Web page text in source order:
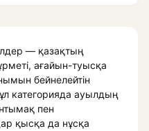
— қазақтың
ағайын-туысқа
бейнелейтін
категорияда ауылдың
пен
қысқа да нұсқа